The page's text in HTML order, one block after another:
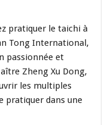
pratiquer le taichi à
Tong International,
passionnée et
Zheng Xu Dong,
les multiples
pratiquer dans une